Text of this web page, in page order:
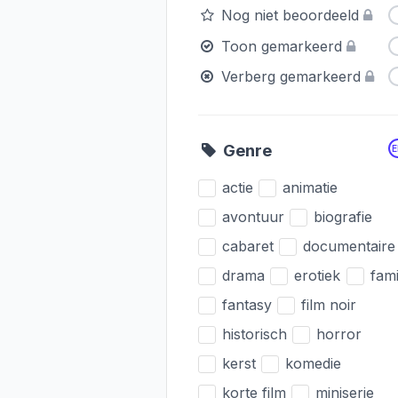
Nog niet beoordeeld
Toon gemarkeerd
Verberg gemarkeerd
Genre
actie
animatie
avontuur
biografie
cabaret
documentaire
drama
erotiek
fantasy
film noir
historisch
horror
kerst
komedie
korte film
miniserie